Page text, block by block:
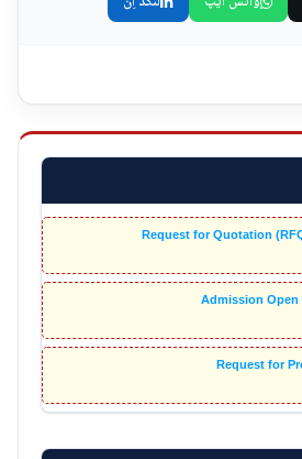
Request for Quotation
Admission Open
Request for